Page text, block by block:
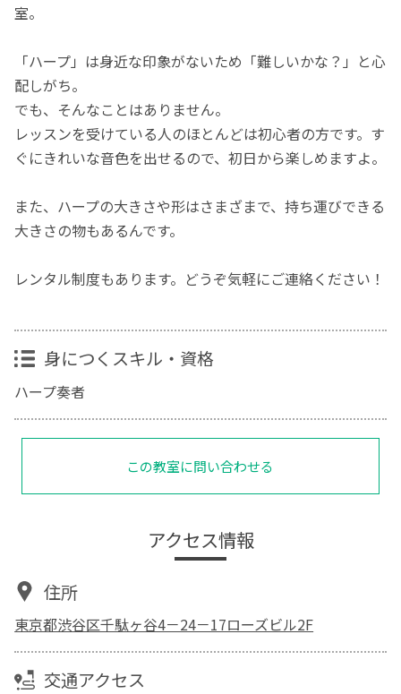
室。
「ハープ」は身近な印象がないため「難しいかな？」と心
配しがち。
でも、そんなことはありません。
レッスンを受けている人のほとんどは初心者の方です。す
ぐにきれいな音色を出せるので、初日から楽しめますよ。
また、ハープの大きさや形はさまざまで、持ち運びできる
大きさの物もあるんです。
レンタル制度もあります。どうぞ気軽にご連絡ください！
身につくスキル・資格
ハープ奏者
この教室に問い合わせる
アクセス情報
住所
東京都渋谷区千駄ヶ谷4－24－17ローズビル2F
交通アクセス